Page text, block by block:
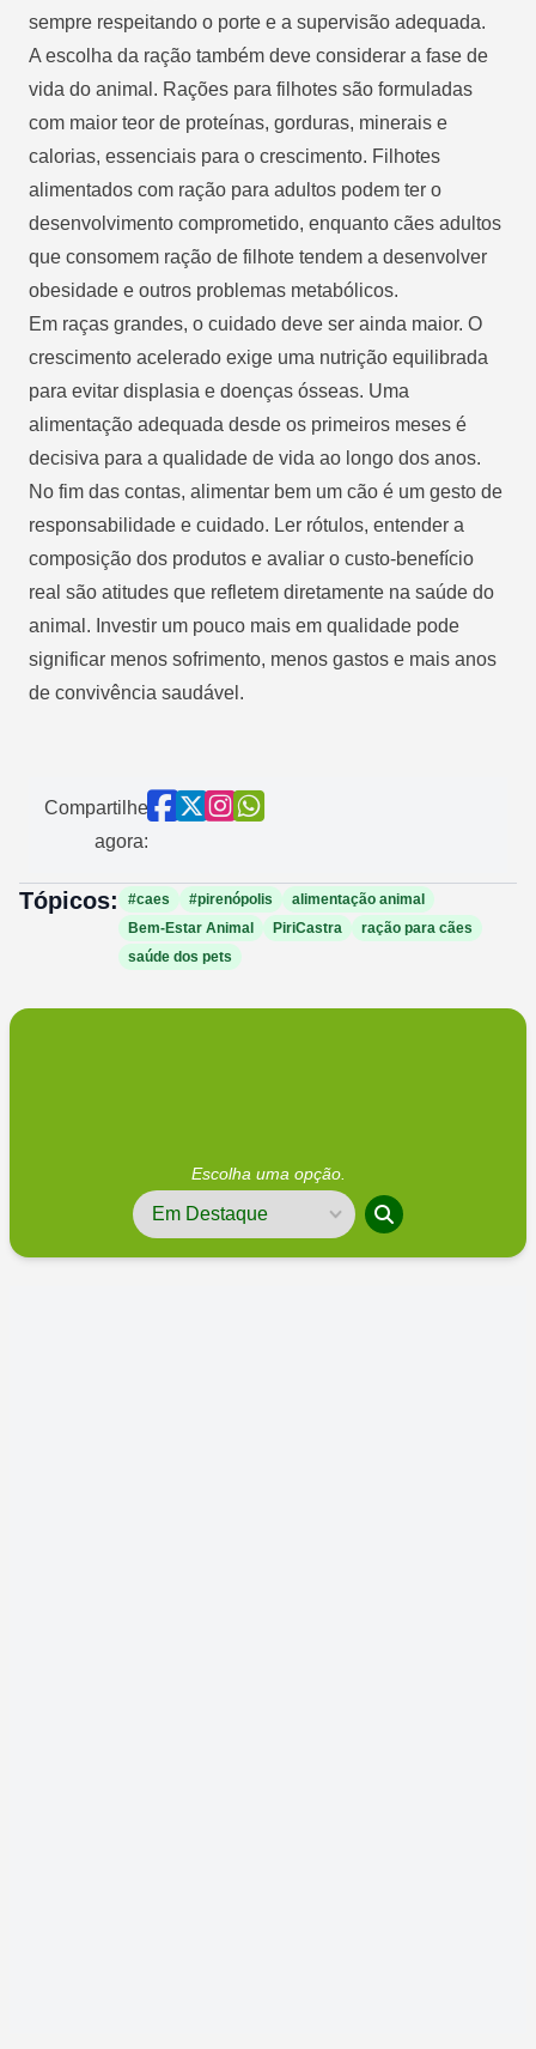
sempre respeitando o porte e a supervisão adequada.
A escolha da ração também deve considerar a fase de
vida do animal. Rações para filhotes são formuladas
com maior teor de proteínas, gorduras, minerais e
calorias, essenciais para o crescimento. Filhotes
alimentados com ração para adultos podem ter o
desenvolvimento comprometido, enquanto cães adultos
que consomem ração de filhote tendem a desenvolver
obesidade e outros problemas metabólicos.
Em raças grandes, o cuidado deve ser ainda maior. O
crescimento acelerado exige uma nutrição equilibrada
para evitar displasia e doenças ósseas. Uma
alimentação adequada desde os primeiros meses é
decisiva para a qualidade de vida ao longo dos anos.
No fim das contas, alimentar bem um cão é um gesto de
responsabilidade e cuidado. Ler rótulos, entender a
composição dos produtos e avaliar o custo-benefício
real são atitudes que refletem diretamente na saúde do
animal. Investir um pouco mais em qualidade pode
significar menos sofrimento, menos gastos e mais anos
de convivência saudável.
Compartilhe
agora:
Tópicos: #caes #pirenópolis
alimentação animal
Bem-Estar Animal
PiriCastra
ração para cães
saúde dos pets
Escolha uma opção.